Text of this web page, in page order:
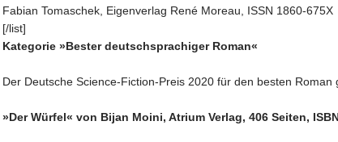
Fabian Tomaschek, Eigenverlag René Moreau, ISSN 1860-675X
[/list]
Kategorie »Bester deutschsprachiger Roman«
Der Deutsche Science-Fiction-Preis 2020 für den besten Roman
»Der Würfel« von Bijan Moini, Atrium Verlag, 406 Seiten,